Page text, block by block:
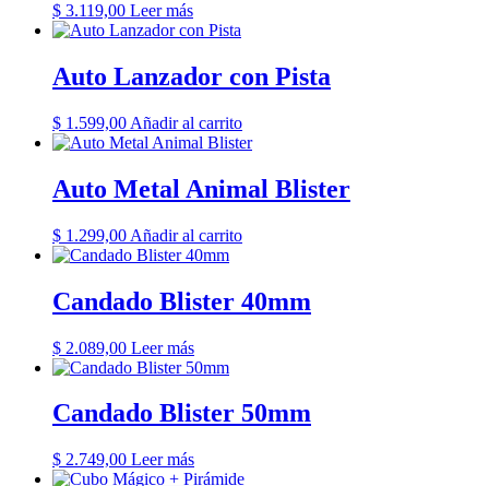
$ 3.119,00 Leer más
Auto Lanzador con Pista
$ 1.599,00 Añadir al carrito
Auto Metal Animal Blister
$ 1.299,00 Añadir al carrito
Candado Blister 40mm
$ 2.089,00 Leer más
Candado Blister 50mm
$ 2.749,00 Leer más